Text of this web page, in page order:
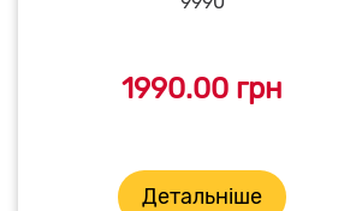
1990.00 грн
Детальніше